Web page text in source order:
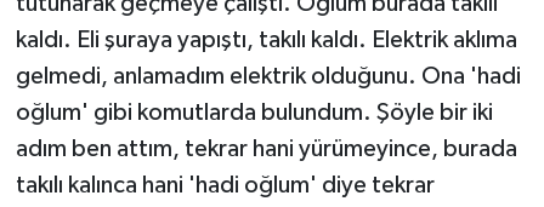
kaldı. Eli şuraya yapıştı, takılı kaldı. Elektrik aklıma
gelmedi, anlamadım elektrik olduğunu. Ona 'hadi
oğlum' gibi komutlarda bulundum. Şöyle bir iki
adım ben attım, tekrar hani yürümeyince, burada
takılı kalınca hani 'hadi oğlum' diye tekrar